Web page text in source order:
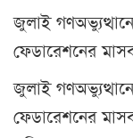
জুলাই
ফেডারেশনের
জুলাই
ফেডারেশনের